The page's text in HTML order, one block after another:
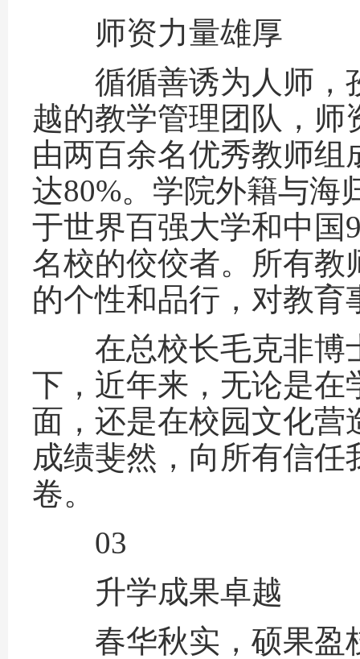
师资力量雄厚
循循善诱为人师，
越的教学管理团队，
由两百余名优秀教师
达80%。学院外籍与海
于世界百强大学和中国
名校的佼佼者。所有教
的个性和品行，对教育
在总校长毛克非博
下，近年来，无论是在
面，还是在校园文化营
成绩斐然，向所有信
卷。
03
升学成果卓越
春华秋实，硕果盈枝